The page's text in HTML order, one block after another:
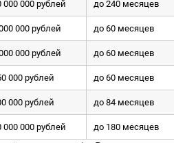
000 000 рублей до 240 месяцев
000 рублей до 60 месяцев
000 рублей до 60 месяцев
000 рублей до 60 месяцев
000 рублей до 84 месяцев
000 000 рублей до 180 месяцев